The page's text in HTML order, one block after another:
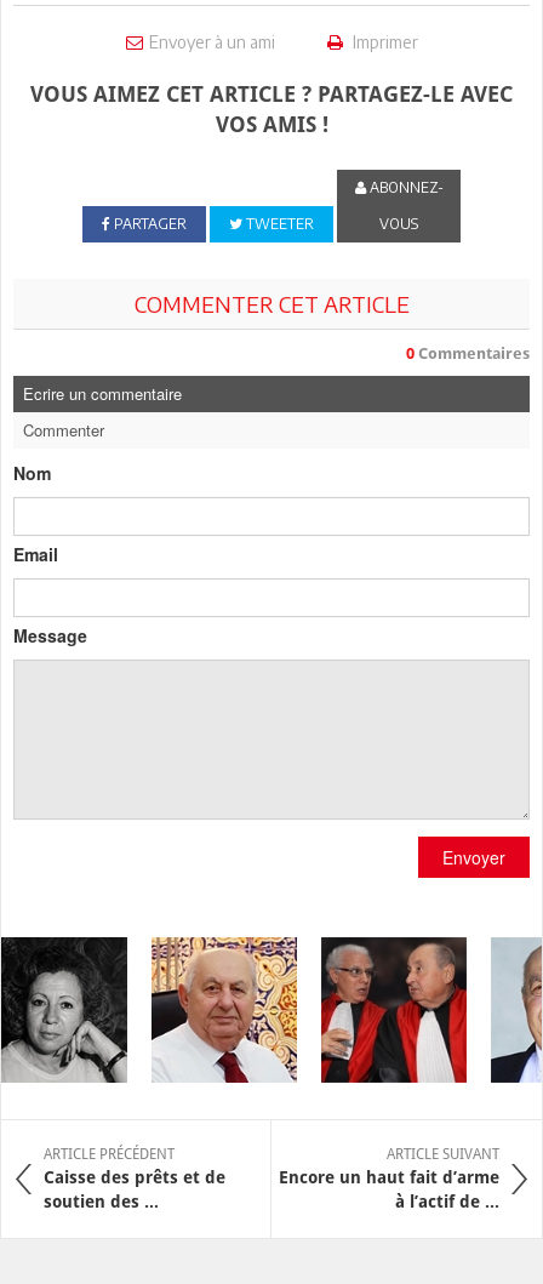
Envoyer à un ami Imprimer
VOUS AIMEZ CET ARTICLE ? PARTAGEZ-LE AVEC
VOS AMIS !
PARTAGER TWEETER
ABONNEZ-
VOUS
COMMENTER CET ARTICLE
0 Commentaires
Ecrire un commentaire
Commenter
Nom
Email
Message
Envoyer
ARTICLE PRÉCÉDENT
Caisse des prêts et de
soutien des ...
ARTICLE SUIVANT
Encore un haut fait d’arme
à l’actif de ...